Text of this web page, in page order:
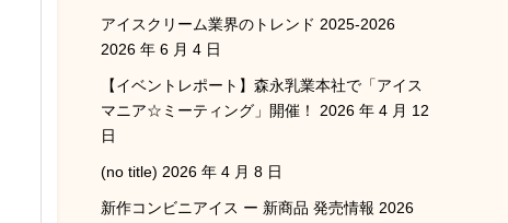
アイスクリーム業界のトレンド 2025-2026
2026 年 6 月 4 日
【イベントレポート】森永乳業本社で「アイス
マニア☆ミーティング」開催！
2026 年 4 月 12
日
(no title) 2026 年 4 月 8 日
新作コンビニアイス ー 新商品 発売情報 2026